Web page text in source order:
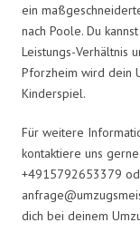
ein
nach Poole. Du
Leistungs-Verhältnis
Pforzheim wird dein
Kinderspiel.
Für weitere
kontaktiere uns
+4915792653379
dich bei deinem